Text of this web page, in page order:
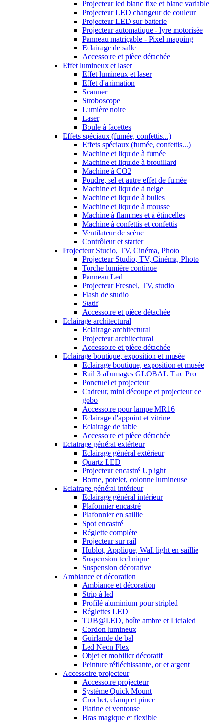
Projecteur led blanc fixe et blanc variable
Projecteur LED changeur de couleur
Projecteur LED sur batterie
Projecteur automatique - lyre motorisée
Panneau matriçable - Pixel mapping
Eclairage de salle
Accessoire et pièce détachée
Effet lumineux et laser
Effet lumineux et laser
Effet d'animation
Scanner
Stroboscope
Lumière noire
Laser
Boule à facettes
Effets spéciaux (fumée, confettis...)
Effets spéciaux (fumée, confettis...)
Machine et liquide à fumée
Machine et liquide à brouillard
Machine à CO2
Poudre, sel et autre effet de fumée
Machine et liquide à neige
Machine et liquide à bulles
Machine et liquide à mousse
Machine à flammes et à étincelles
Machine à confettis et confettis
Ventilateur de scène
Contrôleur et starter
Projecteur Studio, TV, Cinéma, Photo
Projecteur Studio, TV, Cinéma, Photo
Torche lumière continue
Panneau Led
Projecteur Fresnel, TV, studio
Flash de studio
Statif
Accessoire et pièce détachée
Eclairage architectural
Eclairage architectural
Projecteur architectural
Accessoire et pièce détachée
Eclairage boutique, exposition et musée
Eclairage boutique, exposition et musée
Rail 3 allumages GLOBAL Trac Pro
Ponctuel et projecteur
Cadreur, mini découpe et projecteur de
gobo
Accessoire pour lampe MR16
Eclairage d'appoint et vitrine
Eclairage de table
Accessoire et pièce détachée
Eclairage général extérieur
Eclairage général extérieur
Quartz LED
Projecteur encastré Uplight
Borne, potelet, colonne lumineuse
Eclairage général intérieur
Eclairage général intérieur
Plafonnier encastré
Plafonnier en saillie
Spot encastré
Réglette complète
Projecteur sur rail
Hublot, Applique, Wall light en saillie
Suspension technique
Suspension décorative
Ambiance et décoration
Ambiance et décoration
Strip à led
Profilé aluminium pour stripled
Réglettes LED
TUB@LED, boîte ambre et Licialed
Cordon lumineux
Guirlande de bal
Led Neon Flex
Objet et mobilier décoratif
Peinture réfléchissante, or et argent
Accessoire projecteur
Accessoire projecteur
Système Quick Mount
Crochet, clamp et pince
Platine et ventouse
Bras magique et flexible